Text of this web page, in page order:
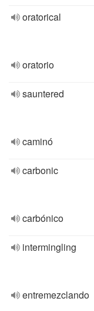
oratorical
oratorio
sauntered
caminó
carbonic
carbónico
intermingling
entremezclando